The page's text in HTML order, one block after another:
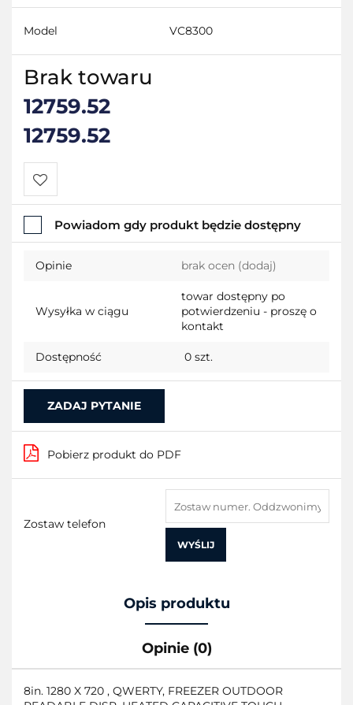
Model VC8300
Brak towaru
12759.52
12759.52
Do
przechowalni
Powiadom gdy produkt będzie dostępny
Opinie brak ocen (dodaj)
Wysyłka w ciągu
towar dostępny po
potwierdzeniu - proszę o
kontakt
Dostępność 0 szt.
ZADAJ PYTANIE
Pobierz produkt do PDF
Zostaw telefon
WYŚLIJ
Opis produktu
Opinie (0)
8in. 1280 X 720 , QWERTY, FREEZER OUTDOOR